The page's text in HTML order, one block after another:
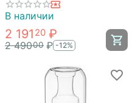
В наличии
2 191 20 ₽
2 49000 ₽ -12%